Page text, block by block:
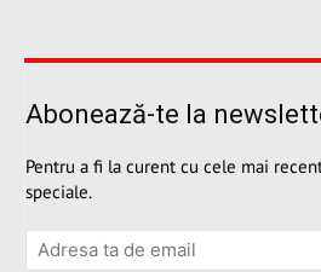
Abonează-te la
Pentru a fi la curent cu cele mai
speciale.